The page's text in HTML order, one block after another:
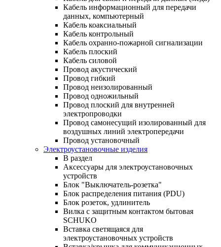
Кабель информационный для передачи
данных, компьютерный
Кабель коаксиальный
Кабель контрольный
Кабель охранно-пожарной сигнализации
Кабель плоский
Кабель силовой
Провод акустический
Провод гибкий
Провод неизолированный
Провод одножильный
Провод плоский для внутренней
электропроводки
Провод самонесущий изолированный для
воздушных линий электропередачи
Провод установочный
Электроустановочные изделия
В раздел
Аксессуары для электроустановочных
устройств
Блок "Выключатель-розетка"
Блок распределения питания (PDU)
Блок розеток, удлинитель
Вилка с защитным контактом бытовая
SCHUKO
Вставка светящаяся для
электроустановочных устройств